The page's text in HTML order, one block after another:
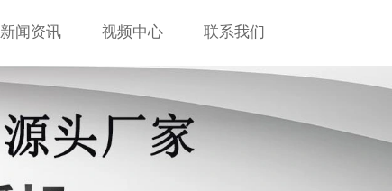
新闻资讯 视频中心 联系我们